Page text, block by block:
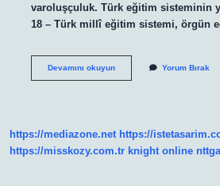
varoluşçuluk. Türk eğitim sisteminin
18 – Türk millî eğitim sistemi, örgün
Devamını okuyunTürk
Yorum Bırak
https://mediazone.net https://
https://misskozy.com.tr knight online